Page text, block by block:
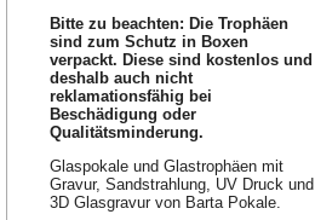
Bitte zu beachten: Die Trophäen
sind zum Schutz in Boxen
verpackt. Diese sind kostenlos und
deshalb auch nicht
reklamationsfähig bei
Beschädigung oder
Qualitätsminderung.
Glaspokale und Glastrophäen mit
Gravur, Sandstrahlung, UV Druck und
3D Glasgravur von Barta Pokale.